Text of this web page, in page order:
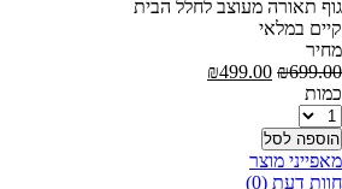
גוף תאורה מעוצב לחלל הבית
קיים במלאי
‫מחיר‬
₪699.00
המחיר
₪699.00.
₪499.00
‫כמות‬
כמות
הוספה לסל
מאפייני מוצר
חוות דעת (0)